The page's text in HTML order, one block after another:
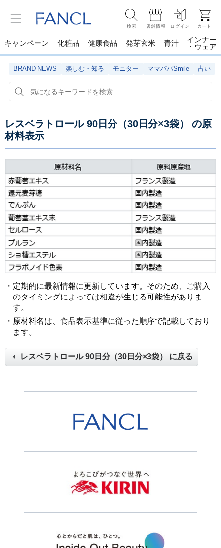
検索 店舗情報 ログイン カート
キャンペーン 化粧品 健康食品 発芽玄米 青汁
インナー
・ウェア
BRAND NEWS 楽しむ・知る モニター ママパパSmile 占い
レスベラトロール 90日分（30日分×3袋）
の原
材料表示
・定期的に最新情報に更新しています。そのため、ご購入
のタイミングによっては相違が生じる可能性がありま
す。
・原材料名は、食品表示基準に従った順序で記載しており
ます。
レスベラトロール 90日分（30日分×3袋） に戻る